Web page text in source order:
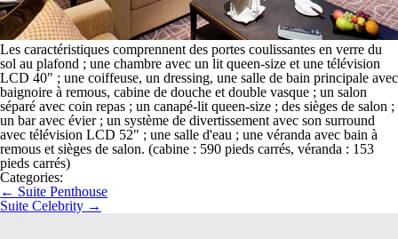
Les caractéristiques comprennent des portes coulissantes en verre du
sol au plafond ; une chambre avec un lit queen-size et une télévision
LCD 40" ; une coiffeuse, un dressing, une salle de bain principale avec
baignoire à remous, cabine de douche et double vasque ; un salon
séparé avec coin repas ; un canapé-lit queen-size ; des sièges de salon ;
un bar avec évier ; un système de divertissement avec son surround
avec télévision LCD 52" ; une salle d'eau ; une véranda avec bain à
remous et sièges de salon. (cabine : 590 pieds carrés, véranda : 153
pieds carrés)
Categories:
← Suite Penthouse
Suite Celebrity →